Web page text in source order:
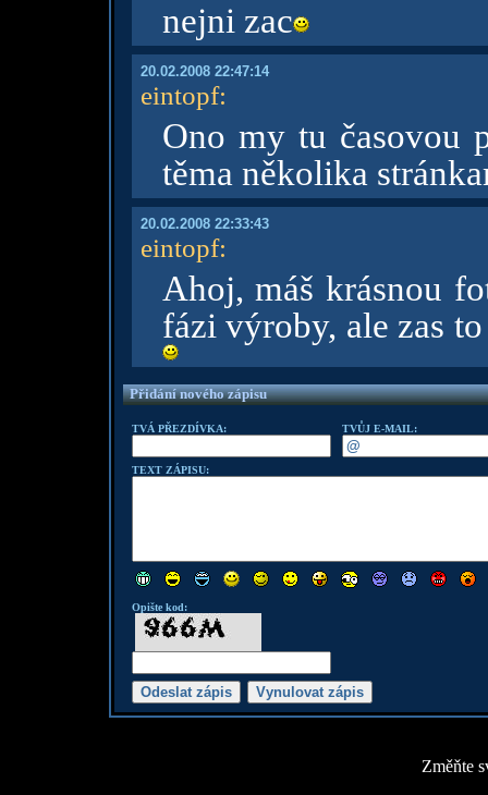
nejni zac
20.02.2008 22:47:14
eintopf:
Ono my tu časovou
těma několika
20.02.2008 22:33:43
eintopf:
Ahoj, máš krásnou
fázi výroby, ale zas
Přidání nového zápisu
TVÁ PŘEZDÍVKA: TVŮJ E-MAIL:
TEXT ZÁPISU:
Opište kod:
Změňte